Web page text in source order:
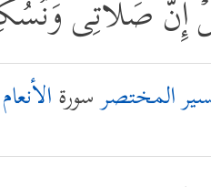
إِنَّ صَلَاتِی
المختصرسورةالأنعام